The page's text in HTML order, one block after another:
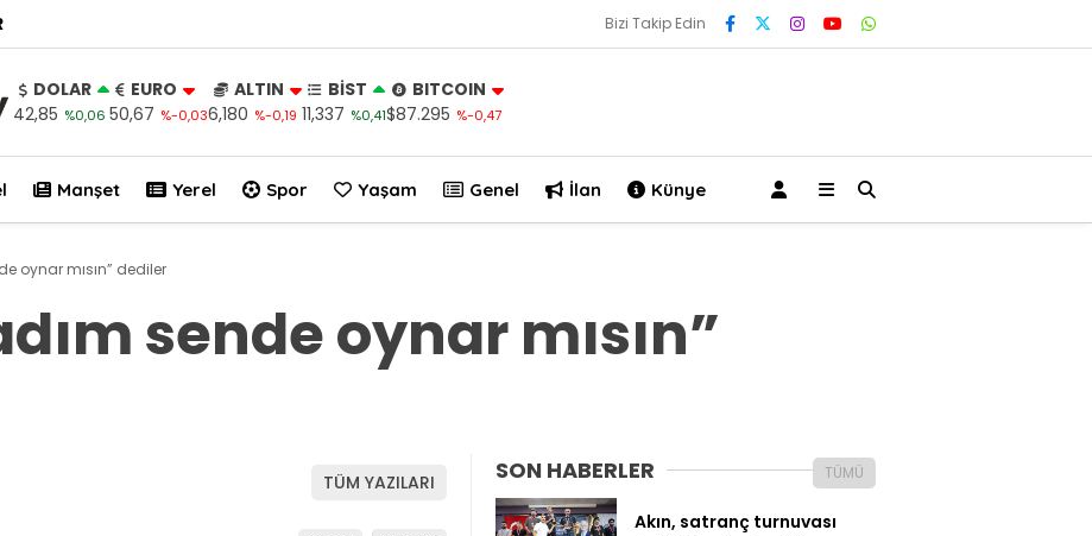
Bizi Takip Edin
DOLAR
42,85 %0,06
EURO
50,67 %-0,03
ALTIN
6,180 %-0,19
BİST
11,337 %0,41
BITCOIN
$87.295 %-0,47
Manşet Yerel Spor Yaşam Genel İlan Künye
oynar mısın” dediler
sende oynar mısın”
TÜM YAZILARI SON HABERLER TÜMÜ
Akın, satranç turnuvası